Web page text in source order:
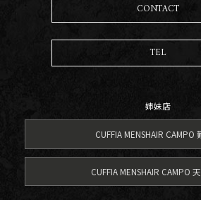
CONTACT
TEL
姉妹店
CUFFIA MENSHAIR CAMPO
CUFFIA MENSHAIR CAMPO